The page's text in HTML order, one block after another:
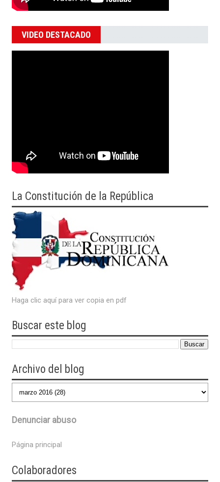
VIDEO DESTACADO
La Constitución de la República
Haga clic aquí para ver copia en pdf
Buscar este blog
Archivo del blog
Denunciar abuso
Página principal
Colaboradores